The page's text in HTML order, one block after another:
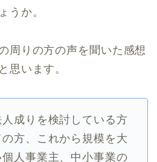
うか。
周りの方の声を聞いた感想
思います。
成りを検討している方
方、これから規模を大
人事業主、中小事業の